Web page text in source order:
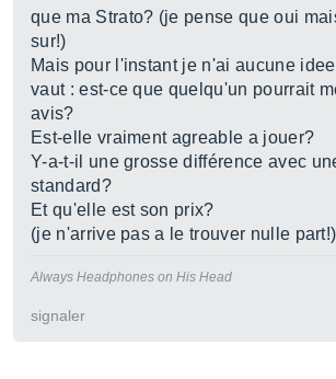
que ma Strato? (je pense que oui
sur!)
Mais pour l'instant je n'ai aucune
vaut : est-ce que quelqu'un pourrait
avis?
Est-elle vraiment agreable a jouer?
Y-a-t-il une grosse différence avec
standard?
Et qu'elle est son prix?
(je n'arrive pas a le trouver nulle part!)
Always Headphones on His Head
signaler